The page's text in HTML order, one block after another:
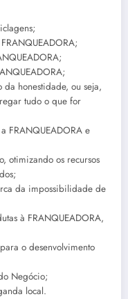
honestidade, ou seja,
tudo o que for
FRANQUEADORA e
otimizando os recursos
da impossibilidade de
à FRANQUEADORA,
o desenvolvimento
Negócio;
local.